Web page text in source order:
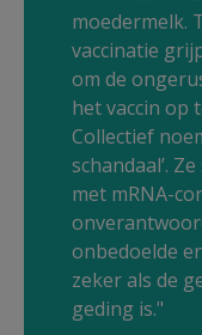
moedermelk.
vaccinatie
om de
het vaccin op
Collectief
schandaal’.
met mRNA-
onbedoelde
zeker als de
geding is."